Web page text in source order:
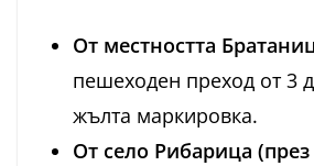
От местността
пешеходен преход от 3
жълта маркировка.
От село Рибарица